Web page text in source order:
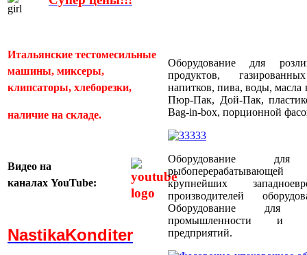
Итальянские тестомесильные
машины, миксеры,
клипсаторы, хлеборезки,
наличие на складе.
Видео на
каналах YouTube:
NastikaKonditer
Оборудование для
продуктов,
напитков, пива, воды,
Пюр-Пак, Дой-Пак,
Bag-in-box, порционной
Оборудование
крупнейших
производителей
Оборудование для
промышленности и
предприятий.